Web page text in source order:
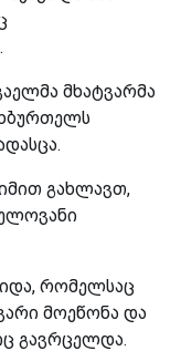
მხატვარმა
გახლავთ,
რომელსაც
მოეწონა და
გავრცელდა.